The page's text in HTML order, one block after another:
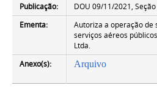
Publicação:
DOU 09/11/2021,
Ementa:
Autoriza a operação
serviços aéreos
Ltda.
Anexo(s):
Arquivo